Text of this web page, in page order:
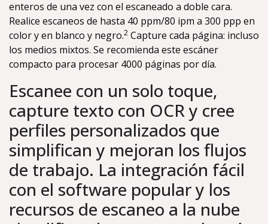
enteros de una vez con el escaneado a doble cara.
Realice escaneos de hasta 40 ppm/80 ipm a 300 ppp en
color y en blanco y negro.2 Capture cada página: incluso
los medios mixtos. Se recomienda este escáner
compacto para procesar 4000 páginas por día.
Escanee con un solo toque,
capture texto con OCR y cree
perfiles personalizados que
simplifican y mejoran los flujos
de trabajo. La integración fácil
con el software popular y los
recursos de escaneo a la nube